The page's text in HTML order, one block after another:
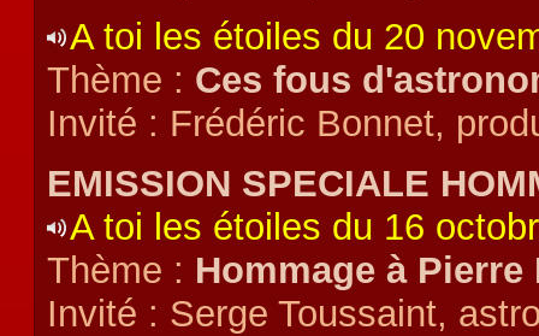
A toi les étoiles du 20
Thème : Ces fous
Invité : Frédéric Bonnet,
EMISSION SPECIALE
A toi les étoiles du 16
Thème : Hommage à Pierre
Invité : Serge Toussaint,